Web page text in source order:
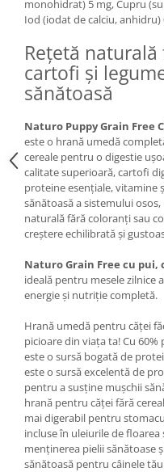
Lampi terarii
reptile
Accesorii diverse terarii
Iazuri
Igiena Iazuri
Conditioner apa iaz
Hrana pesti iazuri
Teste apa iaz
Filtre iaz
Pompe iaz
Accesorii iaz
Cai
Casti echitatie
Accesorii cai
monohidrat) 5 mg, Cupru
Iod (iodat de calciu, anhidru)
Rețetă
cartofi și
sănătoasă
Naturo Puppy Grain Free
este o hrană umedă
cereale pentru o digestie
calitate superioară, cartofi
proteine esențiale, vitamine
sănătoasă a sistemului
naturală fără coloranți sau
creștere echilibrată și
Naturo Grain Free cu pui,
ideală pentru mesele zilnice
energie și nutriție completă.
Hrană umedă pentru căței
picioare din viața ta! Cu
​​este o sursă bogată de
este o sursă excelentă de
pentru a susține mușchii
hrană pentru căței fără
mai digerabil pentru
incluse în uleiurile de
menținerea pielii sănătoase
sănătoasă pentru câinele